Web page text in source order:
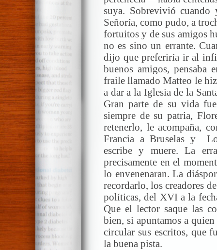
suya. Sobrevivió
Señoría, como pudo, a
fortuitos y de sus amigos
no es sino un errante.
dijo que preferiría ir al
buenos amigos,
fraile llamado Matteo le
a dar a la Iglesia de la
Gran parte de su vida
siempre de su patria,
retenerlo, le acompaña,
Francia a Bruselas y
escribe y muere. La
precisamente en el
lo envenenaran. La
recordarlo, los creadores
políticas, del XVI a la
Que el lector saque las
bien, si apuntamos a
circular sus escritos, que
la buena pista.